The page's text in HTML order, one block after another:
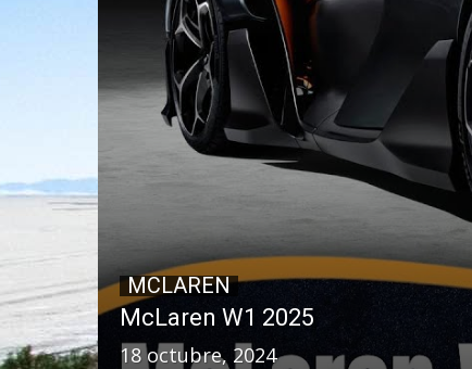
MCLAREN
McLaren W1 2025
18 octubre, 2024